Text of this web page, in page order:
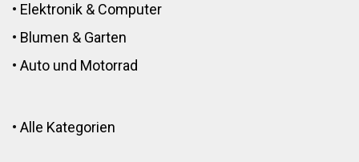
• Elektronik & Computer
• Blumen & Garten
• Auto und Motorrad
• Alle Kategorien